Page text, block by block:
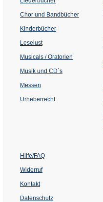
Chor und Bandbücher
Kinderbücher
Leselust
Musicals / Oratorien
Musik und CD´s
Messen
Urheberrecht
Hilfe/FAQ
Widerruf
Kontakt
Datenschutz